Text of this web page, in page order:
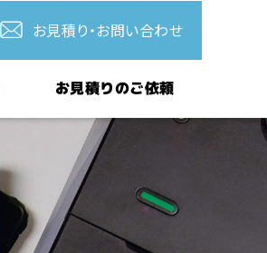
お見積り・お問い合わせ
お見積りのご依頼